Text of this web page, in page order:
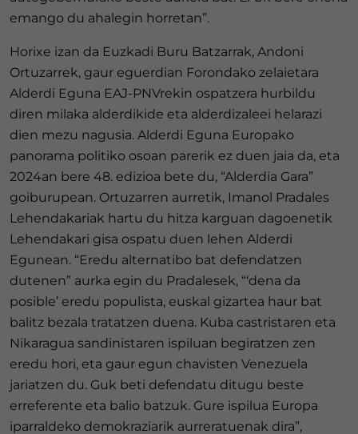
emango du ahalegin horretan”.
Horixe izan da Euzkadi Buru Batzarrak, Andoni
Ortuzarrek, gaur eguerdian Forondako zelaietara
Alderdi Eguna EAJ-PNVrekin ospatzera hurbildu
diren milaka alderdikide eta alderdizaleei helarazi
dien mezu nagusia. Alderdi Eguna Europako
panorama politiko osoan parerik ez duen jaia da, eta
2024an bere 48. edizioa bete du, “Alderdia Gara”
goiburupean. Ortuzarren aurretik, Imanol Pradales
Lehendakariak hartu du hitza karguan dagoenetik
Lehendakari gisa ospatu duen lehen Alderdi
Egunean. “Eredu alternatibo bat defendatzen
dutenen” aurka egin du Pradalesek, “‘dena da
posible’ eredu populista, euskal gizartea haur bat
balitz bezala tratatzen duena. Kuba castristaren eta
Nikaragua sandinistaren ispiluan begiratzen zen
eredu hori, eta gaur egun chavisten Venezuela
jariatzen du. Guk beti defendatu ditugu beste
erreferente eta balio batzuk. Gure ispilua Europa
iparraldeko demokraziarik aurreratuenak dira”,